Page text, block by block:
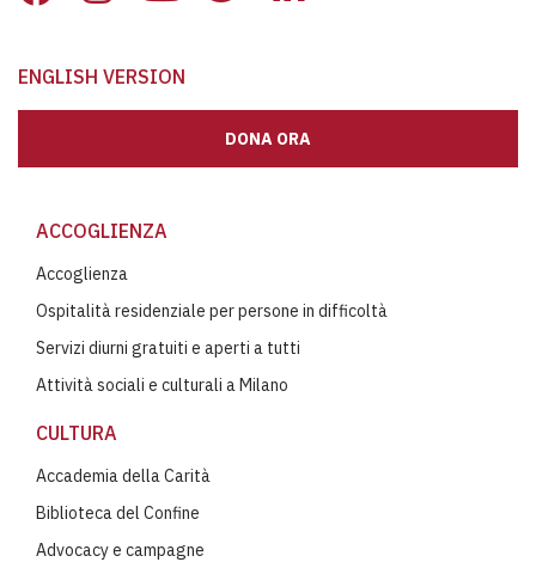
ENGLISH VERSION
DONA ORA
ACCOGLIENZA
Accoglienza
Ospitalità residenziale per persone in difficoltà
Servizi diurni gratuiti e aperti a tutti
Attività sociali e culturali a Milano
CULTURA
Accademia della Carità
Biblioteca del Confine
Advocacy e campagne